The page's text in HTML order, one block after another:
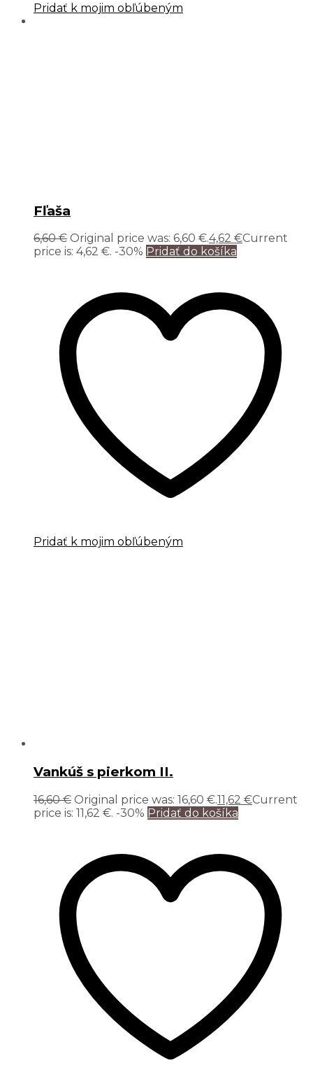
Pridať k mojim obľúbeným
Fľaša
6,60€ Original price was: 6,60 €.4,62 €Current
price is: 4,62 €. -30% Pridať do košíka
Pridať k mojim obľúbeným
Vankúš s pierkom II.
16,60€ Original price was: 16,60 €.11,62 €Current
price is: 11,62 €. -30% Pridať do košíka